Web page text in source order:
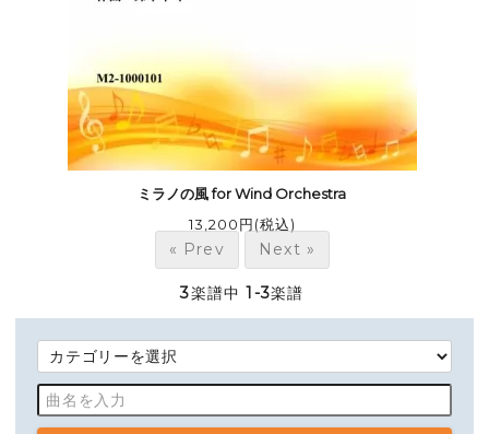
ミラノの風 for Wind Orchestra
13,200円(税込)
« Prev Next »
3楽譜中 1-3楽譜